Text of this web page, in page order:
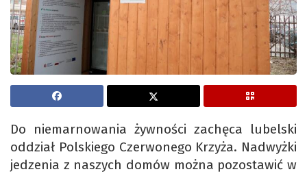
Do niemarnowania żywności zachęca lubelski
oddział Polskiego Czerwonego Krzyża. Nadwyżki
jedzenia z naszych domów można pozostawić w